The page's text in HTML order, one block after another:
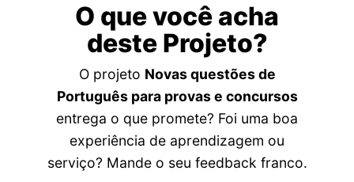
O que você acha
deste Projeto?
O projeto Novas questões de
Português para provas e concursos
entrega o que promete? Foi uma boa
experiência de aprendizagem ou
serviço? Mande o seu feedback franco.